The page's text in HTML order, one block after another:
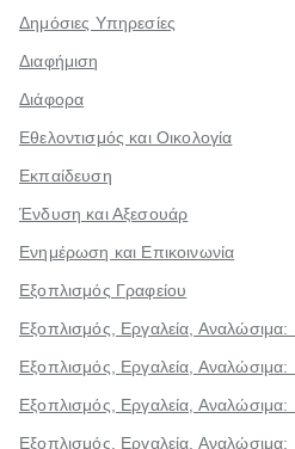
Δημόσιες Υπηρεσίες
Διαφήμιση
Διάφορα
Εθελοντισμός και Οικολογία
Εκπαίδευση
Ένδυση και Αξεσουάρ
Ενημέρωση και Επικοινωνία
Εξοπλισμός Γραφείου
Εξοπλισμός, Εργαλεία, Αναλώσιμα:
Εξοπλισμός, Εργαλεία, Αναλώσιμα:
Εξοπλισμός, Εργαλεία, Αναλώσιμα:
Εξοπλισμός, Εργαλεία, Αναλώσιμα: